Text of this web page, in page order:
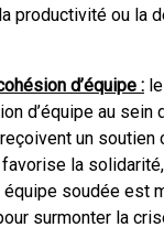
productivité ou la
d’équipe :
d’équipe au sein
un soutien
la
équipe soudée est
surmonter la